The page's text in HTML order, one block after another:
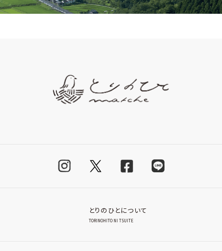
とりのひとについて
TORINOHITO NI TSUITE